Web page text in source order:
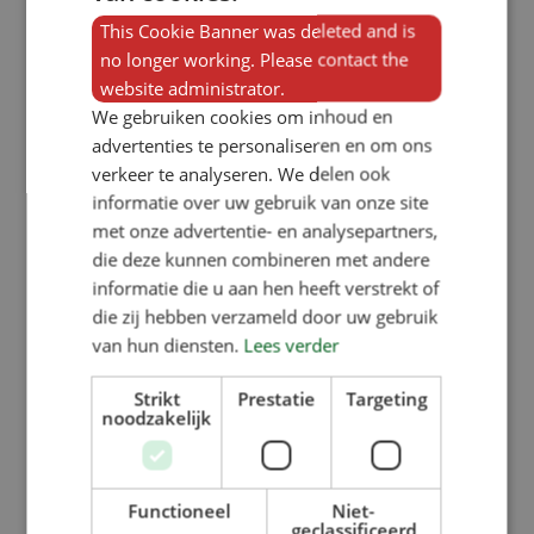
Kunststof zetten
Montagewerkzaamheden
Onze derde hoofdtak omvat
montagewerk. Wij bieden zowel
pneumatische als elektrische
montage met bevestigingsmethoden
zoals bouten, moeren, schroeven en
blindklinknagels.
U kunt bij ons zowel afzonderlijke
werkzaamheden als combinaties van
bovenstaande diensten uitbesteden.
Neem vandaag nog contact met ons
This Cookie Banner was deleted and is
no longer working. Please contact the
website administrator.
We gebruiken cookies om inhoud en
advertenties te personaliseren en om ons
verkeer te analyseren. We delen ook
informatie over uw gebruik van onze site
met onze advertentie- en analysepartners,
die deze kunnen combineren met andere
informatie die u aan hen heeft verstrekt of
die zij hebben verzameld door uw gebruik
van hun diensten. Lees verder
Strikt
noodzakelijk
Prestatie Targeting
Functioneel
Niet-